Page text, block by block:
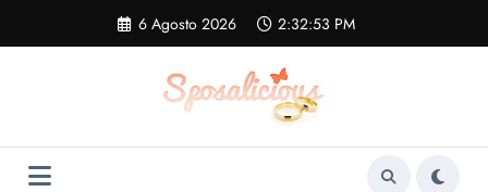
contenuto
6 Agosto 2026 2:32:54 PM